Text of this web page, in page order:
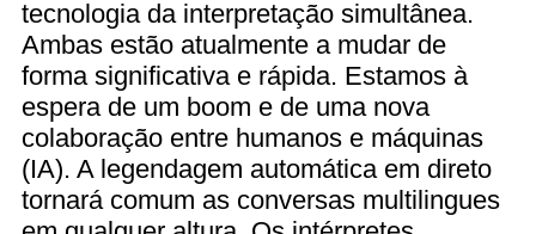
tecnologia da interpretação simultânea.
Ambas estão atualmente a mudar de
forma significativa e rápida. Estamos à
espera de um boom e de uma nova
colaboração entre humanos e máquinas
(IA). A legendagem automática em direto
tornará comum as conversas multilingues